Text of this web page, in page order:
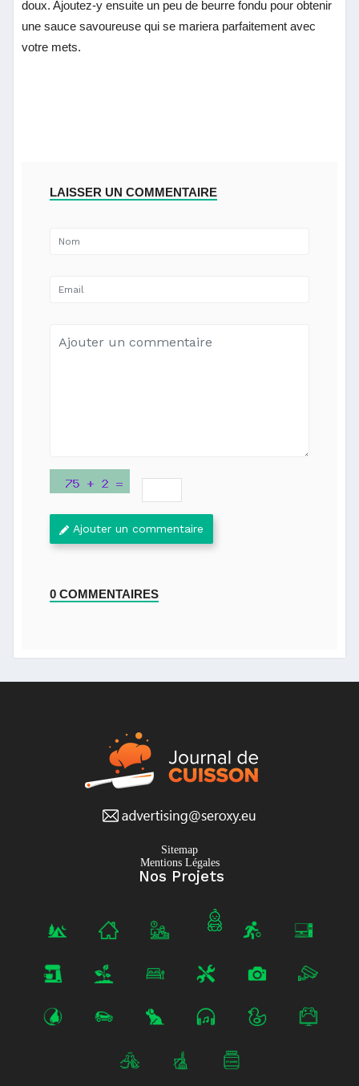
doux. Ajoutez-y ensuite un peu de beurre fondu pour obtenir
une sauce savoureuse qui se mariera parfaitement avec
votre mets.
LAISSER UN COMMENTAIRE
Ajouter un commentaire
0 COMMENTAIRES
Sitemap
Mentions Légales
Nos Projets